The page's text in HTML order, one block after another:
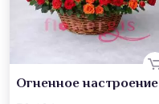
Огненное настроение